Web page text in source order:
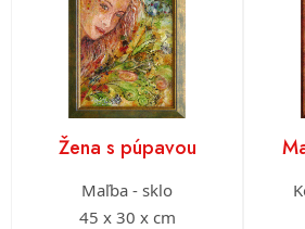
Žena s púpavou
Maľba - sklo
45 x 30 x cm